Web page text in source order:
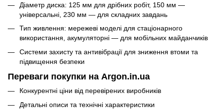
Діаметр диска: 125 мм для дрібних робіт, 150 мм —
універсальні, 230 мм — для складних завдань
Тип живлення: мережеві моделі для стаціонарного
використання, акумуляторні — для мобільних майданчиків
Системи захисту та антивібрації для зниження втоми та
підвищення безпеки
Переваги покупки на Argon.in.ua
Конкурентні ціни від перевірених виробників
Детальні описи та технічні характеристики